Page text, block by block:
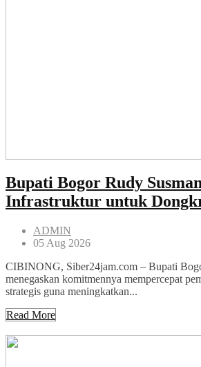
Bupati Bogor Rudy
Infrastruktur untuk
ADMIN
05 Aug 2026
CIBINONG, Siber24jam.com – Bupati
menegaskan komitmennya mempercepat
strategis guna meningkatkan...
Read More